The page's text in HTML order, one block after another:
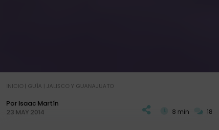
INICIO| GUÍA | JALISCO Y GUANAJUATO
Por Isaac Martín
23 MAY 2014
8 min 18